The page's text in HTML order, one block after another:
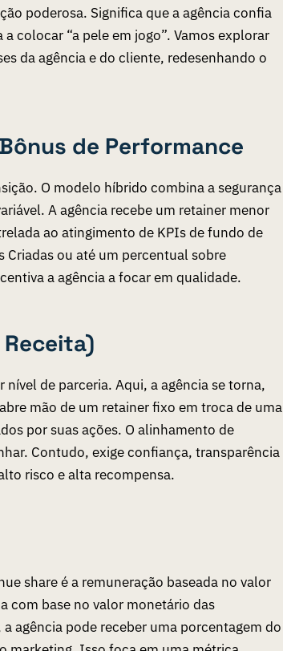
poderosa. Significa que a agência confia
colocar “a pele em jogo”. Vamos explorar
da agência e do cliente, redesenhando o
de Performance
O modelo híbrido combina a segurança
A agência recebe um retainer menor
ao atingimento de KPIs de fundo de
Criadas ou até um percentual sobre
a agência a focar em qualidade.
de parceria. Aqui, a agência se torna,
mão de um retainerfixo em troca de uma
por suas ações. O alinhamento de
Contudo, exige confiança, transparência
risco e alta recompensa.
shareé a remuneração baseada no valor
com base no valor monetário das
agência pode receber uma porcentagem do